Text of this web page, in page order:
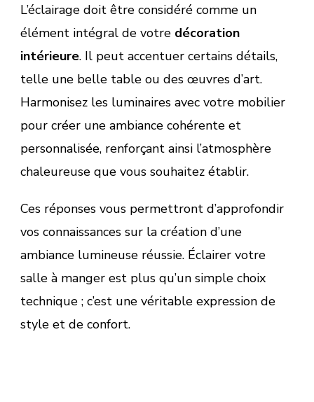
L’éclairage doit être considéré comme un
élément intégral de votre décoration
intérieure. Il peut accentuer certains détails,
telle une belle table ou des œuvres d’art.
Harmonisez les luminaires avec votre mobilier
pour créer une ambiance cohérente et
personnalisée, renforçant ainsi l’atmosphère
chaleureuse que vous souhaitez établir.
Ces réponses vous permettront d’approfondir
vos connaissances sur la création d’une
ambiance lumineuse réussie. Éclairer votre
salle à manger est plus qu’un simple choix
technique ; c’est une véritable expression de
style et de confort.